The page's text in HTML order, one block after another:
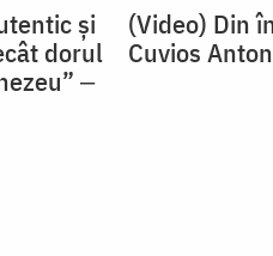
și
dorul
‒
(Video) Din
Cuvios